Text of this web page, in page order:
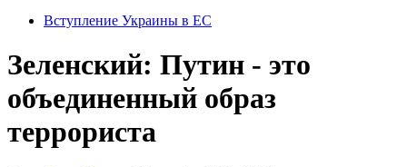
Вступление Украины в ЕС
Зеленский: Путин - это
объединенный образ
террориста